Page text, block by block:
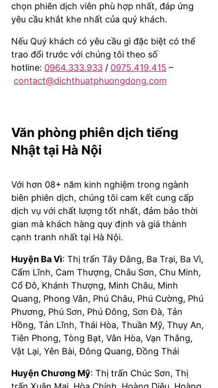
chọn phiên dịch viên phù hợp nhất, đáp ứng
yêu cầu khắt khe nhất của quý khách.
Nếu Quý khách có yêu cầu gì đặc biệt có thể
trao đổi trước với chúng tôi theo số
hotline: 0964.333.933 / 0975.419.415 –
contact@dichthuatphuongdong.com
Văn phòng phiên dịch tiếng
Nhật tại Hà Nội
Với hơn 08+ năm kinh nghiệm trong ngành
biên phiên dịch, chúng tôi cam kết cung cấp
dịch vụ với chất lượng tốt nhất, đảm bảo thời
gian mà khách hàng quy định và giá thành
cạnh tranh nhất tại Hà Nội.
Huyện Ba Vì: Thị trấn Tây Đằng, Ba Trại, Ba Vì,
Cẩm Lĩnh, Cam Thượng, Châu Sơn, Chu Minh,
Cổ Đô, Khánh Thượng, Minh Châu, Minh
Quang, Phong Vân, Phú Châu, Phú Cường, Phú
Phương, Phú Sơn, Phú Đông, Sơn Đà, Tản
Hồng, Tản Lĩnh, Thái Hòa, Thuần Mỹ, Thụy An,
Tiên Phong, Tòng Bạt, Vân Hòa, Vạn Thắng,
Vật Lại, Yên Bài, Đông Quang, Đồng Thái
Huyện Chương Mỹ: Thị trấn Chúc Sơn, Thị